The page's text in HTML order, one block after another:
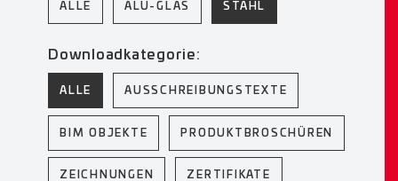
ALLE ALU-GLAS STAHL
Downloadkategorie:
ALLE AUSSCHREIBUNGSTEXTE
BIM OBJEKTE PRODUKTBROSCHÜREN
ZEICHNUNGEN ZERTIFIKATE